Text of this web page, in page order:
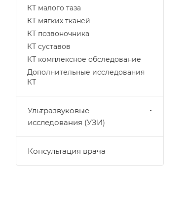
КТ малого таза
КТ мягких тканей
КТ позвоночника
КТ суставов
КТ комплексное обследование
Дополнительные исследования
КТ
Ультразвуковые
исследования (УЗИ)
Консультация врача